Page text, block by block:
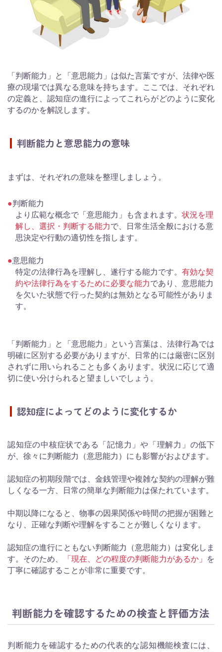
「判断能力」と「意思能力」は似た言葉ですが、法律や医
療の現場では異なる意味を持ちます。ここでは、それぞれ
の定義と、認知症の進行によってこれらがどのように変化
するのかを解説します。
判断能力と意思能力の意味
まずは、それぞれの意味を整理しましょう。
判断能力
より広範な概念で「意思能力」も含まれます。 状況を理
解し、選択・判断する能力で、日常生活全般における意
思決定や行動の適切性を指します。
意思能力
特定の法律行為を理解し、遂行する能力です。 有効な契
約や法律行為をするために必要な能力であり、意思能力
を欠いた状態で行った契約は無効となる可能性がありま
す。
「判断能力」と「意思能力」という言葉は、法律行為では
明確に区別する必要がありますが、日常的には厳密に区別
されずに用いられることも多くあります。状況に応じて適
切に使い分けられると望ましいでしょう。
認知症によってどのように変化するか
認知症の中核症状である「記憶力」や「理解力」の低下
が、徐々に判断能力（意思能力）にも影響がおよびます。
認知症の初期段階では、金銭管理や複雑な契約の理解が難
しくなる一方、日常の簡単な判断能力は保たれています。
中期以降になると、物事の因果関係や時間の把握が困難と
なり、正確な判断や理解をすることが難しくなります。
認知症の進行にともない判断能力（意思能力）は変化しま
す。そのため、
「現在、どの程度の判断能力があるか」
を
丁寧に確認することが非常に重要です。
判断能力を確認するための検査と評価方法
判断能力を確認するための代表的な認知機能検査には、